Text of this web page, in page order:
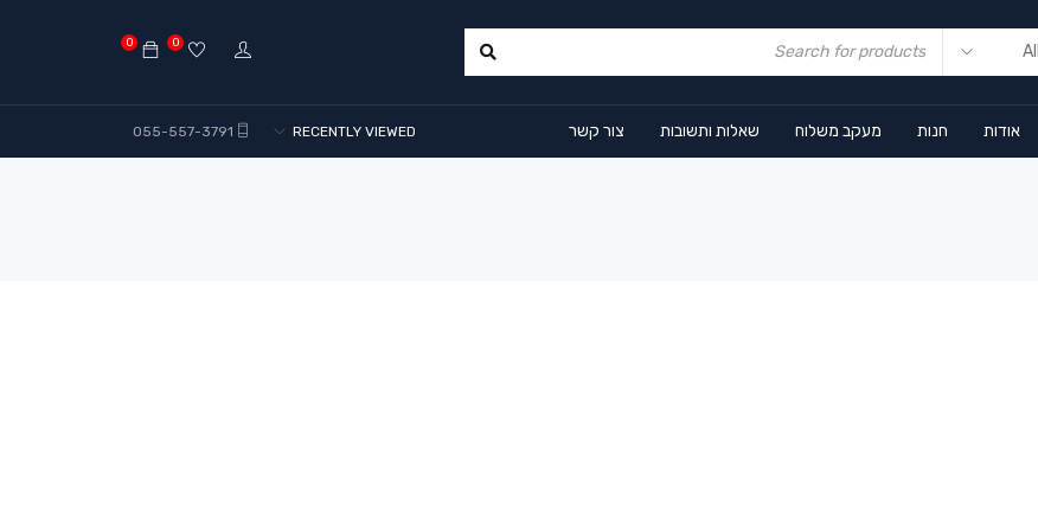
0 0
אודות חנות מעקב משלוח שאלות ותשובות צור קשר 055-557-3791 RECENTLY VIEWED